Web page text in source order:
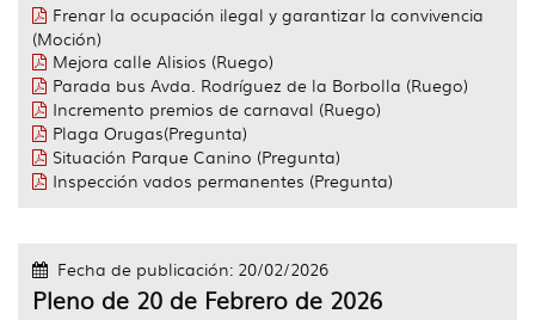
Frenar la ocupación ilegal y garantizar la convivencia
(Moción)
Mejora calle Alisios (Ruego)
Parada bus Avda. Rodríguez de la Borbolla (Ruego)
Incremento premios de carnaval (Ruego)
Plaga Orugas(Pregunta)
Situación Parque Canino (Pregunta)
Inspección vados permanentes (Pregunta)
Fecha de publicación: 20/02/2026
Pleno de 20 de Febrero de 2026